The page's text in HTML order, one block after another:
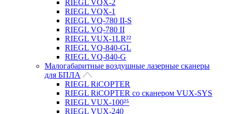
RIEGL VQX-2
RIEGL VQX-1
RIEGL VQ-780 II-S
RIEGL VQ-780 II
RIEGL VUX-1LR²²
RIEGL VQ-840-GL
RIEGL VQ-840-G
Малогабаритные воздушные лазерные сканеры
для БПЛА
RIEGL RiCOPTER
RIEGL RiCOPTER со сканером VUX-SYS
RIEGL VUX-100²⁵
RIEGL VUX-240